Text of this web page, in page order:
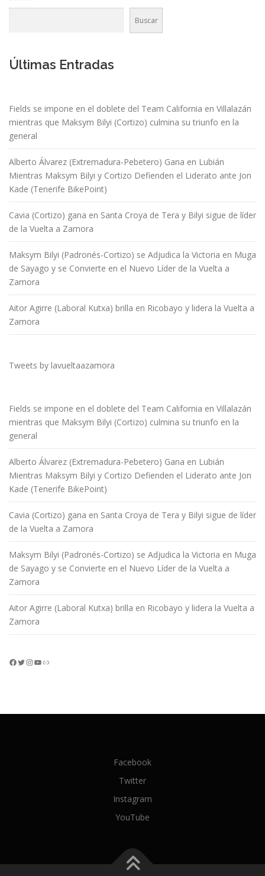
Buscar
Últimas Entradas
Fields se impone en el doblete del Team California en Villalazán
mientras que Maksym Bilyi (Cortizo) culmina su triunfo en la
general
Alberto Álvarez (Extremadura-Pebetero) Gana en Lubián
Mientras Maksym Bilyi y Cortizo Defienden el Liderato ante Jon
Kade (Tenerife BikePoint)
Cavia (Cortizo) gana en Santa Croya de Tera y Bilyi sigue de líder
de la Vuelta a Zamora
Maksym Bilyi (Padronés-Cortizo) se Adjudica la Victoria en Muga
de Sayago y se Convierte en el Nuevo Líder de la Vuelta a
Zamora
Aitor Agirre (Laboral Kutxa) brilla en Ricobayo y lidera la Vuelta a
Zamora
Tweets by lavueltaazamora
Fields se impone en el doblete del Team California en Villalazán
mientras que Maksym Bilyi (Cortizo) culmina su triunfo en la
general
Alberto Álvarez (Extremadura-Pebetero) Gana en Lubián
Mientras Maksym Bilyi y Cortizo Defienden el Liderato ante Jon
Kade (Tenerife BikePoint)
Cavia (Cortizo) gana en Santa Croya de Tera y Bilyi sigue de líder
de la Vuelta a Zamora
Maksym Bilyi (Padronés-Cortizo) se Adjudica la Victoria en Muga
de Sayago y se Convierte en el Nuevo Líder de la Vuelta a
Zamora
Aitor Agirre (Laboral Kutxa) brilla en Ricobayo y lidera la Vuelta a
Zamora
Facebook Twitter InstagramYouTube Enlace
Facebook
Twitter
Instagram
YouTube